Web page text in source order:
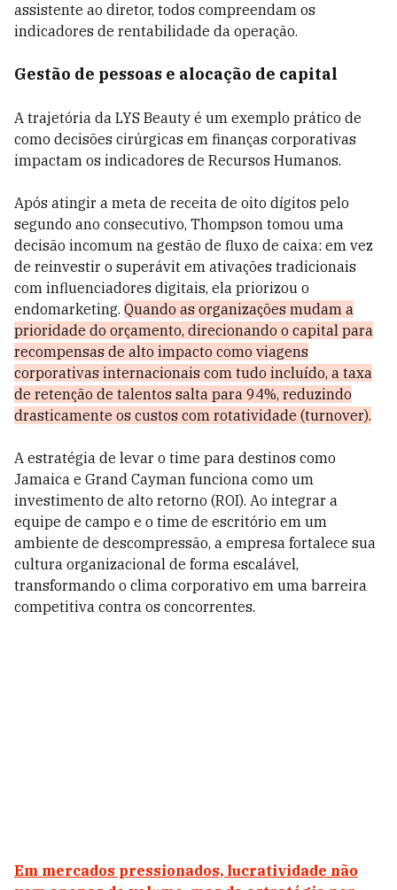
assistente ao diretor, todos compreendam os
indicadores de rentabilidade da operação.
Gestão de pessoas e alocação de capital
A trajetória da LYS Beauty é um exemplo prático de
como decisões cirúrgicas em finanças corporativas
impactam os indicadores de Recursos Humanos.
Após atingir a meta de receita de oito dígitos pelo
segundo ano consecutivo, Thompson tomou uma
decisão incomum na gestão de fluxo de caixa: em vez
de reinvestir o superávit em ativações tradicionais
com influenciadores digitais, ela priorizou o
endomarketing. Quando as organizações mudam a
prioridade do orçamento, direcionando o capital para
recompensas de alto impacto como viagens
corporativas internacionais com tudo incluído, a taxa
de retenção de talentos salta para 94%, reduzindo
drasticamente os custos com rotatividade (turnover).
A estratégia de levar o time para destinos como
Jamaica e Grand Cayman funciona como um
investimento de alto retorno (ROI). Ao integrar a
equipe de campo e o time de escritório em um
ambiente de descompressão, a empresa fortalece sua
cultura organizacional de forma escalável,
transformando o clima corporativo em uma barreira
competitiva contra os concorrentes.
Em mercados pressionados, lucratividade não